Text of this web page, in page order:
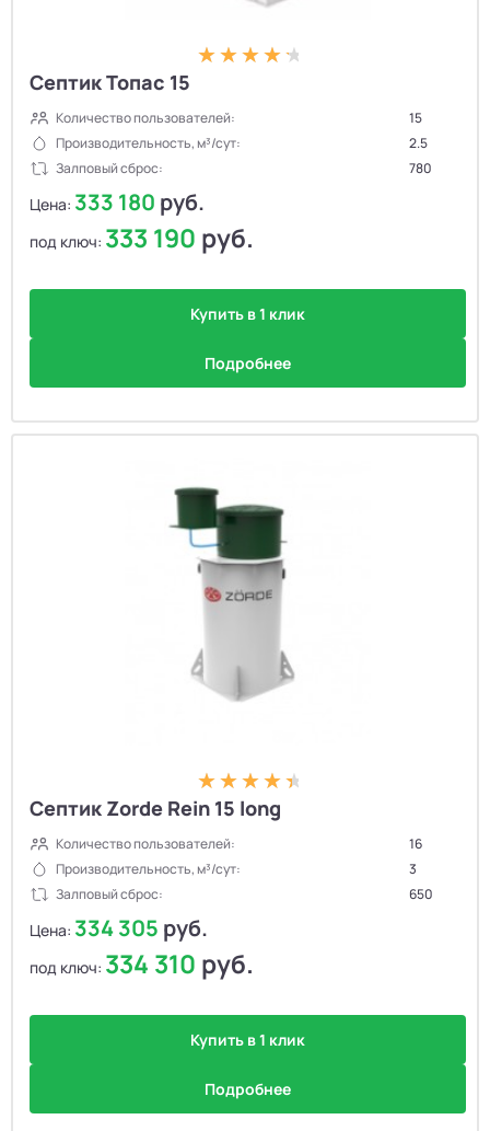
Септик Топас 15
Количество пользователей:
15
Производительность, м³/сут:
2.5
Залповый сброс:
780
Цена: 333 180 руб.
под ключ: 333 190 руб.
Купить в 1 клик
Подробнее
Септик Zorde Rein 15 long
Количество пользователей:
16
Производительность, м³/сут:
3
Залповый сброс:
650
Цена: 334 305 руб.
под ключ: 334 310 руб.
Купить в 1 клик
Подробнее